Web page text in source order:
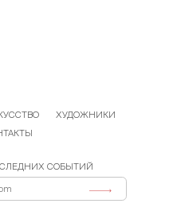
ХУДОЖНИКИ
СОБЫТИЙ